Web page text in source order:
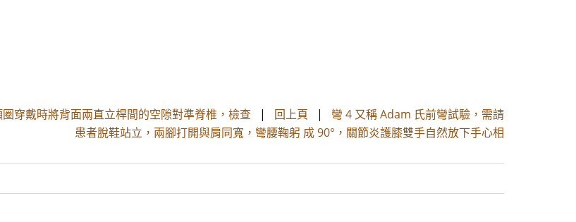
穿戴時將背面兩直立桿間的空隙對準脊椎，檢查 | 回上頁 | 彎 4 又稱 Adam 氏前彎試驗，需請
患者脫鞋站立，兩腳打開與肩同寬，彎腰鞠躬 成 90°，關節炎護膝雙手自然放下手心相